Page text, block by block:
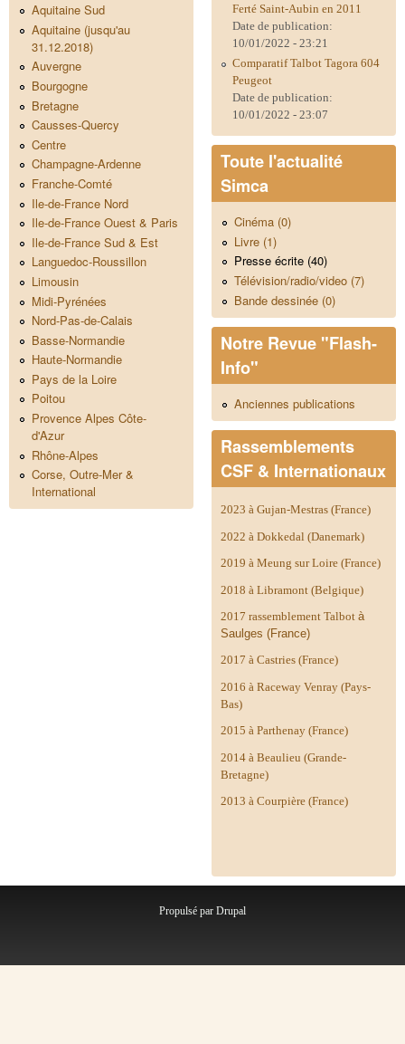
Aquitaine Sud
Aquitaine (jusqu'au
31.12.2018)
Auvergne
Bourgogne
Bretagne
Causses-Quercy
Centre
Champagne-Ardenne
Franche-Comté
Ile-de-France Nord
Ile-de-France Ouest & Paris
Ile-de-France Sud & Est
Languedoc-Roussillon
Limousin
Midi-Pyrénées
Nord-Pas-de-Calais
Basse-Normandie
Haute-Normandie
Pays de la Loire
Poitou
Provence Alpes Côte-
d'Azur
Rhône-Alpes
Corse, Outre-Mer &
International
Ferté Saint-Aubin en 2011
Date de publication:
10/01/2022 - 23:21
Comparatif Talbot Tagora 604
Peugeot
Date de publication:
10/01/2022 - 23:07
Toute l'actualité
Simca
Cinéma (0)
Livre (1)
Presse écrite (40)
Télévision/radio/video (7)
Bande dessinée (0)
Notre Revue "Flash-
Info"
Anciennes publications
Rassemblements
CSF & Internationaux
2023 à Gujan-Mestras (France)
2022 à Dokkedal (Danemark)
2019 à Meung sur Loire (France)
2018 à Libramont (Belgique)
2017 rassemblement Talbot à
Saulges (France)
2017 à Castries (France)
2016 à Raceway Venray (Pays-
Bas)
2015 à Parthenay (France)
2014 à Beaulieu (Grande-
Bretagne)
2013 à Courpière (France)
Propulsé par Drupal